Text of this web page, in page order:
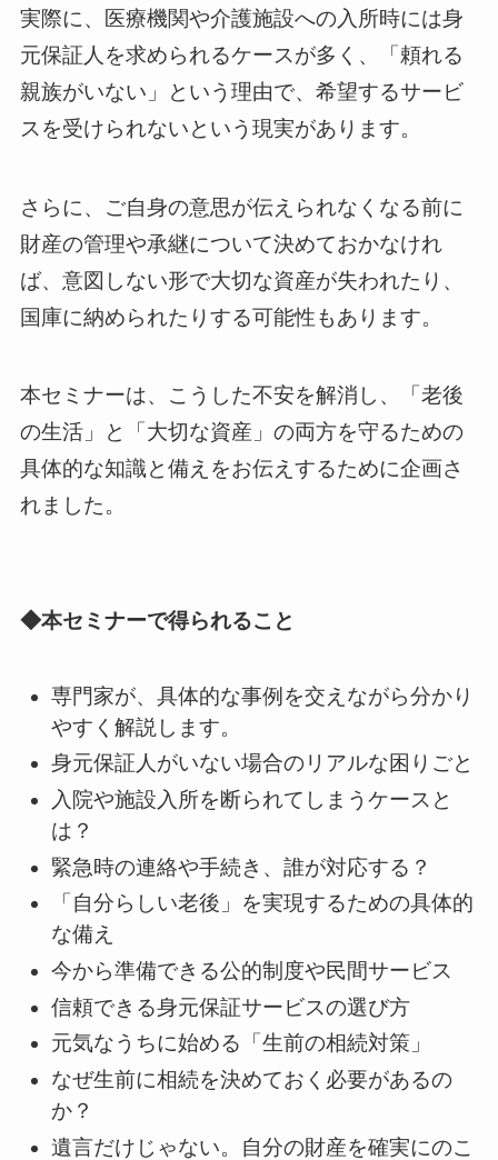
実際に、医療機関や介護施設への入所時には身
元保証人を求められるケースが多く、「頼れる
親族がいない」という理由で、希望するサービ
スを受けられないという現実があります。
さらに、ご自身の意思が伝えられなくなる前に
財産の管理や承継について決めておかなけれ
ば、意図しない形で大切な資産が失われたり、
国庫に納められたりする可能性もあります。
本セミナーは、こうした不安を解消し、「老後
の生活」と「大切な資産」の両方を守るための
具体的な知識と備えをお伝えするために企画さ
れました。
◆本セミナーで得られること
専門家が、具体的な事例を交えながら分かり
やすく解説します。
身元保証人がいない場合のリアルな困りごと
入院や施設入所を断られてしまうケースと
は？
緊急時の連絡や手続き、誰が対応する？
「自分らしい老後」を実現するための具体的
な備え
今から準備できる公的制度や民間サービス
信頼できる身元保証サービスの選び方
元気なうちに始める「生前の相続対策」
なぜ生前に相続を決めておく必要があるの
か？
遺言だけじゃない。自分の財産を確実にのこ